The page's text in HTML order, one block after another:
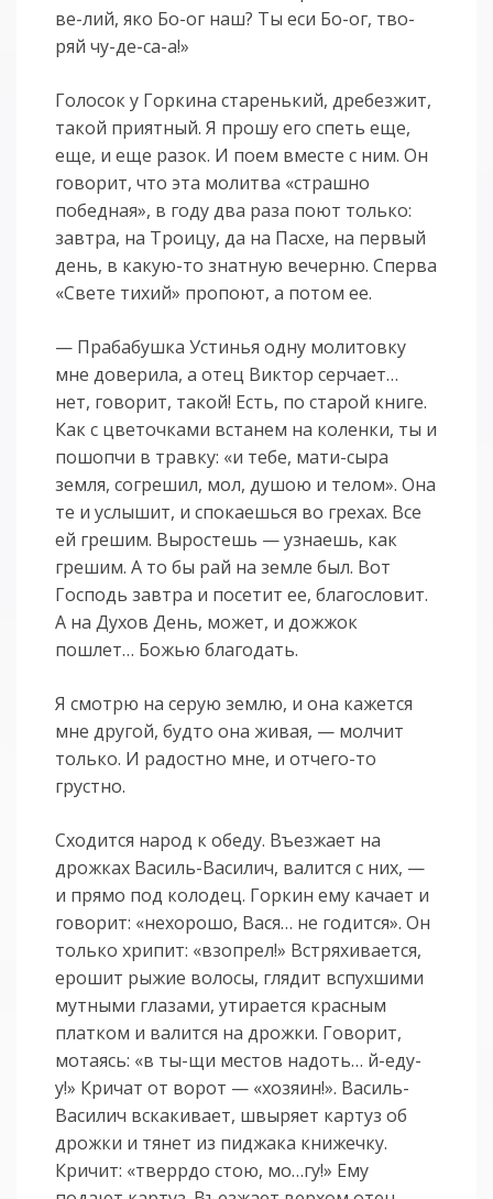
ве-лий, яко Бо-ог наш? Ты еси Бо-ог, тво-
ряй чу-де-са-а!»
Голосок у Горкина старенький, дребезжит,
такой приятный. Я прошу его спеть еще,
еще, и еще разок. И поем вместе с ним. Он
говорит, что эта молитва «страшно
победная», в году два раза поют только:
завтра, на Троицу, да на Пасхе, на первый
день, в какую-то знатную вечерню. Сперва
«Свете тихий» пропоют, а потом ее.
— Прабабушка Устинья одну молитовку
мне доверила, а отец Виктор серчает…
нет, говорит, такой! Есть, по старой книге.
Как с цветочками встанем на коленки, ты и
пошопчи в травку: «и тебе, мати-сыра
земля, согрешил, мол, душою и телом». Она
те и услышит, и спокаешься во грехах. Все
ей грешим. Выростешь — узнаешь, как
грешим. А то бы рай на земле был. Вот
Господь завтра и посетит ее, благословит.
А на Духов День, может, и дожжок
пошлет… Божью благодать.
Я смотрю на серую землю, и она кажется
мне другой, будто она живая, — молчит
только. И радостно мне, и отчего-то
грустно.
Сходится народ к обеду. Въезжает на
дрожках Василь-Василич, валится с них, —
и прямо под колодец. Горкин ему качает и
говорит: «нехорошо, Вася… не годится». Он
только хрипит: «взопрел!» Встряхивается,
ерошит рыжие волосы, глядит вспухшими
мутными глазами, утирается красным
платком и валится на дрожки. Говорит,
мотаясь: «в ты-щи местов надоть… й-еду-
у!» Кричат от ворот — «хозяин!». Василь-
Василич вскакивает, швыряет картуз об
дрожки и тянет из пиджака книжечку.
Кричит: «тверрдо стою, мо…гу!» Ему